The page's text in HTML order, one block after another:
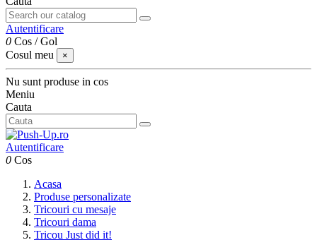
Autentificare
0 Cos /Gol
Cosul meu
×
Nu sunt produse in cos
Meniu
Cauta
Autentificare
0 Cos
Acasa
Produse personalizate
Tricouri cu mesaje
Tricouri dama
Tricou Just did it!